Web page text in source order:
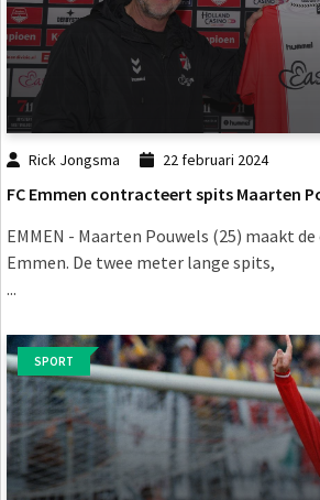
Rick Jongsma 22 februari 2024
FC Emmen contracteert spits Maarten
EMMEN - Maarten Pouwels (25) maakt
Emmen. De twee meter lange spits,
...
SPORT